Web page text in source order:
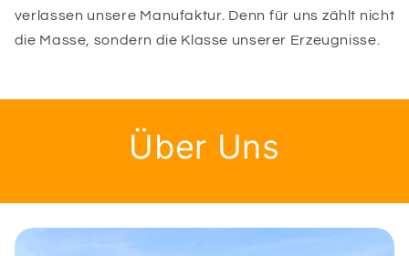
verlassen unsere Manufaktur. Denn für uns zählt nicht
die Masse, sondern die Klasse unserer Erzeugnisse.
Über Uns